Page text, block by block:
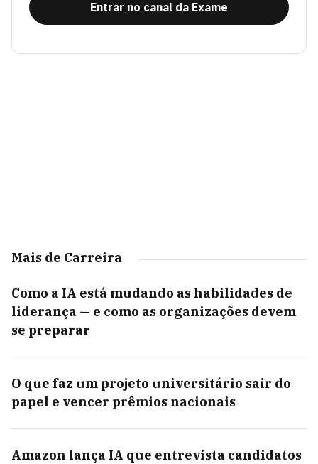
Entrar no canal da Exame
Mais de Carreira
Como a IA está mudando as habilidades de
liderança — e como as organizações devem
se preparar
O que faz um projeto universitário sair do
papel e vencer prêmios nacionais
Amazon lança IA que entrevista candidatos